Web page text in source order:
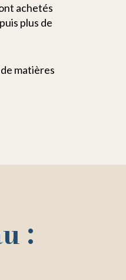
achetés
plus de
matières
: